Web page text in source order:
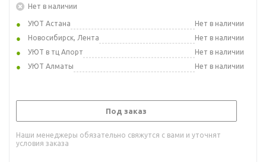
Нет в наличии
УЮТ Астана
Нет в наличии
Новосибирск, Лента
Нет в наличии
УЮТ в тц Апорт
Нет в наличии
УЮТ Алматы
Нет в наличии
Под заказ
Наши менеджеры обязательно свяжутся с вами и уточнят
условия заказа